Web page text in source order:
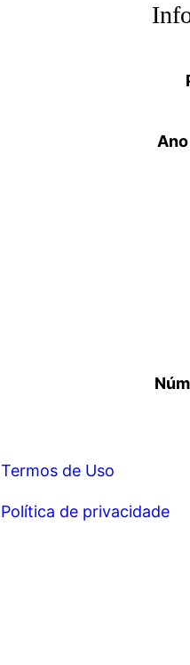
Termos de Uso
Política de privacidade